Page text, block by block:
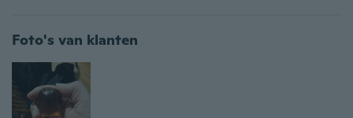
Foto's van klanten